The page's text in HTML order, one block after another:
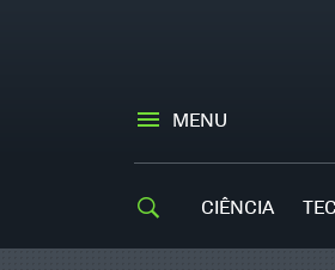
MENU
CIÊNCIA